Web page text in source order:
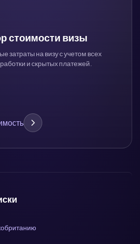
стоимости визы
затраты на визу с учетом всех
и скрытых платежей.